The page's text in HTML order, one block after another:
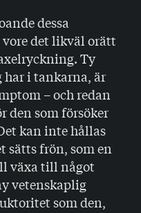
dessa
vore det likväl orätt
Ty
har i tankarna, är
– och redan
den som försöker
kan inte hållas
sätts frön, som en
växa till något
vetenskaplig
som den,